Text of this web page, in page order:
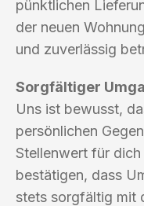
pünktlichen
der neuen
und zuverlässig
Sorgfältiger
Uns ist bewusst,
persönlichen
Stellenwert für
bestätigen, dass
stets sorgfältig mit